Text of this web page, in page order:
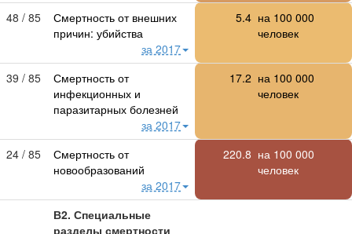
48 / 85
Смертность от внешних
причин: убийства
за 2017
5.4 на 100 000
человек
39 / 85
Смертность от
инфекционных и
паразитарных болезней
за 2017
17.2 на 100 000
человек
24 / 85
Смертность от
новообразований
за 2017
220.8 на 100 000
человек
В2. Специальные
разделы смертности